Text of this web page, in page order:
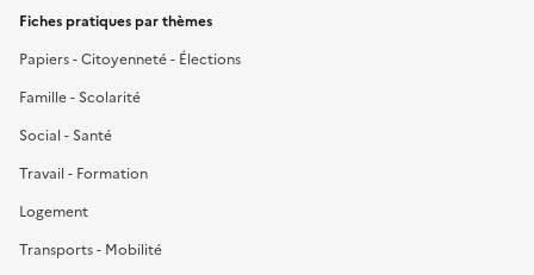
Fiches pratiques par thèmes
Papiers - Citoyenneté - Élections
Famille - Scolarité
Social - Santé
Travail - Formation
Logement
Transports - Mobilité